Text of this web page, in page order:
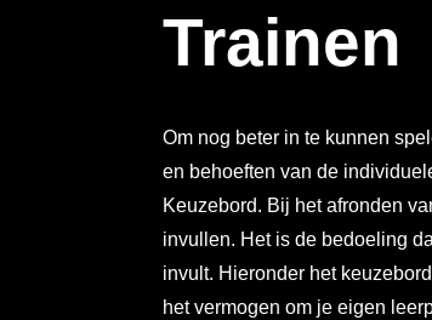
Trainen
Om nog beter in te kunnen
en behoeften van de
Keuzebord. Bij het afronden
invullen. Het is de bedoeling
invult. Hieronder het
het vermogen om je eigen